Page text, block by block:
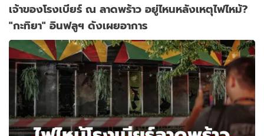
เจ้าของโรงเบียร์ ณ ลาดพร้าว อยู่ไหนหลังเหตุไฟไหม้?
"กะทิยา" อินฟลูฯ ดังเผยอาการ